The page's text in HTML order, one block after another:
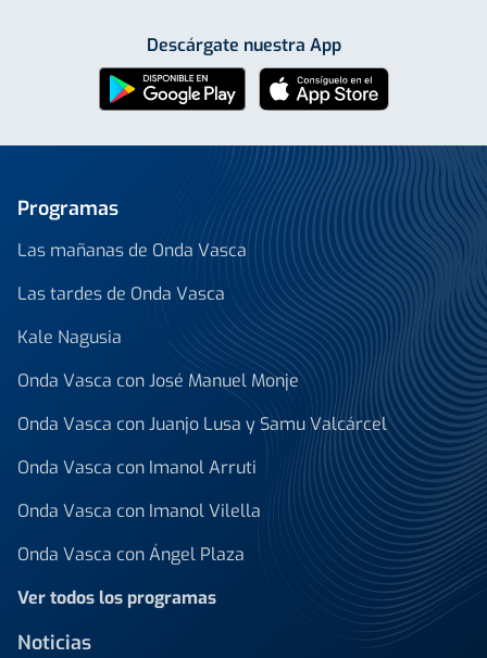
Descárgate nuestra App
Programas
Las mañanas de Onda Vasca
Las tardes de Onda Vasca
Kale Nagusia
Onda Vasca con José Manuel Monje
Onda Vasca con Juanjo Lusa y Samu Valcárcel
Onda Vasca con Imanol Arruti
Onda Vasca con Imanol Vilella
Onda Vasca con Ángel Plaza
Ver todos los programas
Noticias